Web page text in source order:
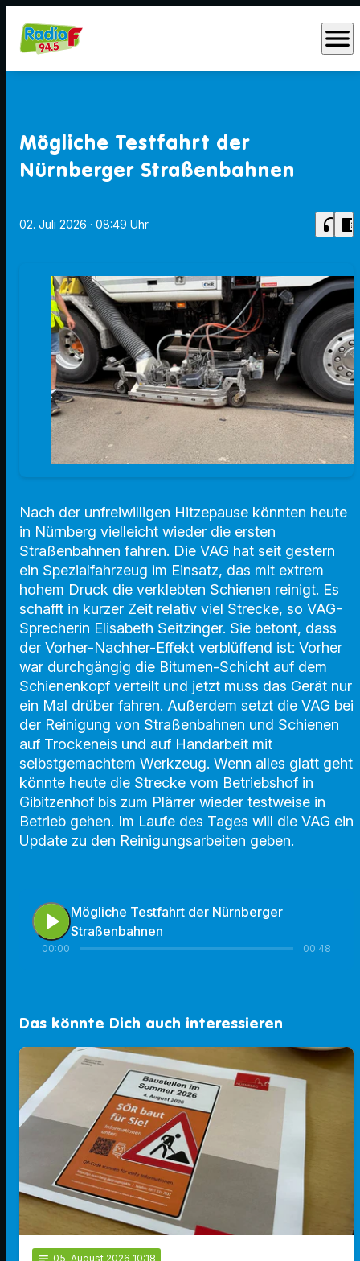
menu
Mögliche Testfahrt der
Nürnberger Straßenbahnen
02. Juli 2026 · 08:49 Uhr headphones chrome_reader_mode
Nach der unfreiwilligen Hitzepause könnten heute
in Nürnberg vielleicht wieder die ersten
Straßenbahnen fahren. Die VAG hat seit gestern
ein Spezialfahrzeug im Einsatz, das mit extrem
hohem Druck die verklebten Schienen reinigt. Es
schafft in kurzer Zeit relativ viel Strecke, so VAG-
Sprecherin Elisabeth Seitzinger. Sie betont, dass
der Vorher-Nachher-Effekt verblüffend ist: Vorher
war durchgängig die Bitumen-Schicht auf dem
Schienenkopf verteilt und jetzt muss das Gerät nur
ein Mal drüber fahren. Außerdem setzt die VAG bei
der Reinigung von Straßenbahnen und Schienen
auf Trockeneis und auf Handarbeit mit
selbstgemachtem Werkzeug. Wenn alles glatt geht
könnte heute die Strecke vom Betriebshof in
Gibitzenhof bis zum Plärrer wieder testweise in
Betrieb gehen. Im Laufe des Tages will die VAG ein
Update zu den Reinigungsarbeiten geben.
play_arrow
Mögliche Testfahrt der Nürnberger
Straßenbahnen
00:00 00:48
Das könnte Dich auch interessieren
notes 05. August 2026 10:18